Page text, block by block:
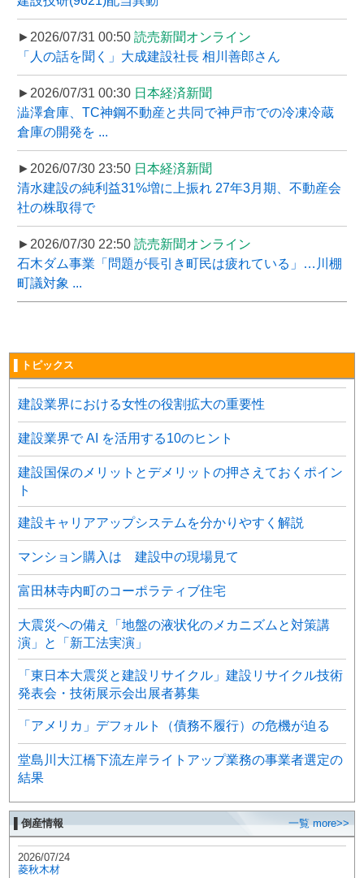
►2026/07/31 00:50 読売新聞オンライン
「人の話を聞く」大成建設社長 相川善郎さん
►2026/07/31 00:30 日本経済新聞
澁澤倉庫、TC神鋼不動産と共同で神戸市での冷凍冷蔵
倉庫の開発を ...
►2026/07/30 23:50 日本経済新聞
清水建設の純利益31%増に上振れ 27年3月期、不動産会
社の株取得で
►2026/07/30 22:50 読売新聞オンライン
石木ダム事業「問題が長引き町民は疲れている」…川棚
町議対象 ...
▌トピックス
建設業界における女性の役割拡大の重要性
建設業界で AI を活用する10のヒント
建設国保のメリットとデメリットの押さえておくポイン
ト
建設キャリアアップシステムを分かりやすく解説
マンション購入は 建設中の現場見て
富田林寺内町のコーポラティブ住宅
大震災への備え「地盤の液状化のメカニズムと対策講
演」と「新工法実演」
「東日本大震災と建設リサイクル」建設リサイクル技術
発表会・技術展示会出展者募集
「アメリカ」デフォルト（債務不履行）の危機が迫る
堂島川大江橋下流左岸ライトアップ業務の事業者選定の
結果
▌倒産情報 一覧 more>>
2026/07/24
菱秋木材